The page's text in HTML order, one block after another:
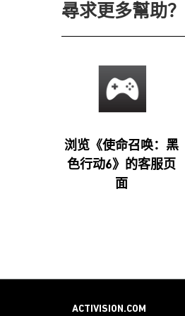
尋求更多幫助？
浏览《使命召唤：黑
色行动6》的客服页
面
ACTIVISION.COM